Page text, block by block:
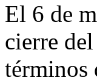
El 6 de
cierre
términos